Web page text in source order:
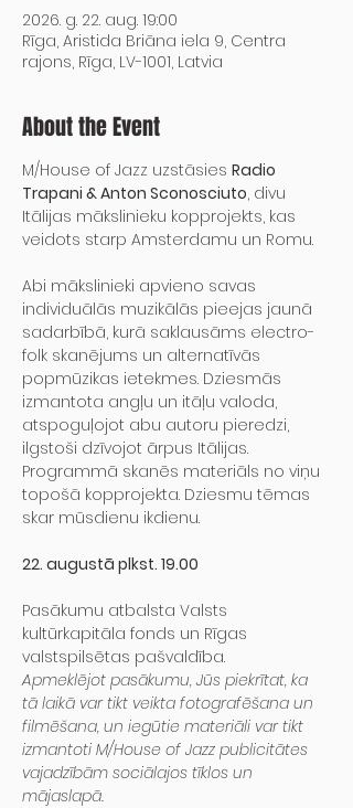
2026. g. 22. aug. 19:00
Rīga, Aristida Briāna iela 9, Centra
rajons, Rīga, LV-1001, Latvia
About the Event
M/House of Jazz uzstāsies Radio
Trapani & Anton Sconosciuto, divu
Itālijas mākslinieku kopprojekts, kas
veidots starp Amsterdamu un Romu.
Abi mākslinieki apvieno savas
individuālās muzikālās pieejas jaunā
sadarbībā, kurā saklausāms electro-
folk skanējums un alternatīvās
popmūzikas ietekmes. Dziesmās
izmantota angļu un itāļu valoda,
atspoguļojot abu autoru pieredzi,
ilgstoši dzīvojot ārpus Itālijas.
Programmā skanēs materiāls no viņu
topošā kopprojekta. Dziesmu tēmas
skar mūsdienu ikdienu.
22. augustā plkst. 19.00
Pasākumu atbalsta Valsts
kultūrkapitāla fonds un Rīgas
valstspilsētas pašvaldība.
Apmeklējot pasākumu, Jūs piekrītat, ka
tā laikā var tikt veikta fotografēšana un
filmēšana, un iegūtie materiāli var tikt
izmantoti M/House of Jazz publicitātes
vajadzībām sociālajos tīklos un
mājaslapā.